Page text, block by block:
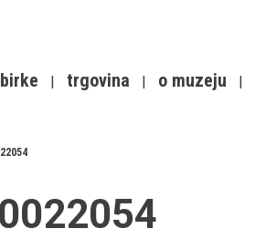
trgovina o muzeju